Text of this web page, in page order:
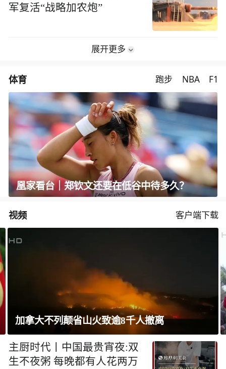
军复活“战略加农炮”
展开更多
体育 跑步 NBA F1
凰家看台｜郑钦文还要在低谷中待多久？
视频 客户端下载
巴西将与阿根廷外交关系降为代办级
主厨时代丨中国最贵宵夜:双
生不夜粥 每晚都有人花两万